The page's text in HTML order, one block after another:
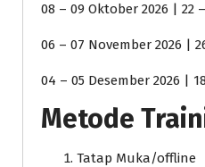
08 – 09 Oktober 2026 | 22
06 – 07 November 2026 |
04 – 05 Desember 2026 |
Metode
Tatap Muka/offline